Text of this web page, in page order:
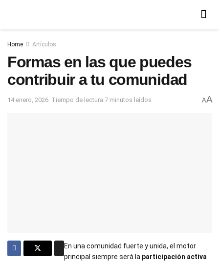
Home Artículos
Formas en las que puedes
contribuir a tu comunidad
14 enero, 2026 Tiempo de lectura:7 minutos leídos AA
En una comunidad fuerte y unida, el motor
principal siempre será la participación activa